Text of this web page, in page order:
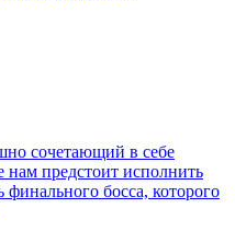
сочетающий в себе
предстоит исполнить
босса, которого